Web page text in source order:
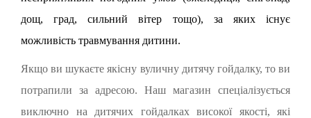
дощ, град, сильний вітер тощо), за яких існує
можливість травмування дитини.
Якщо ви шукаєте якісну вуличну дитячу гойдалку, то ви
потрапили за адресою. Наш магазин спеціалізується
виключно на дитячих гойдалках високої якості, які